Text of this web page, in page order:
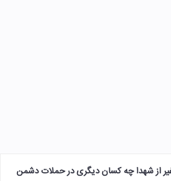
از شهدا چه کسان دیگری در حملات دشمن